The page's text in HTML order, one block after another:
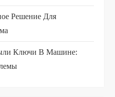
Решение Для
Ключи В Машине: